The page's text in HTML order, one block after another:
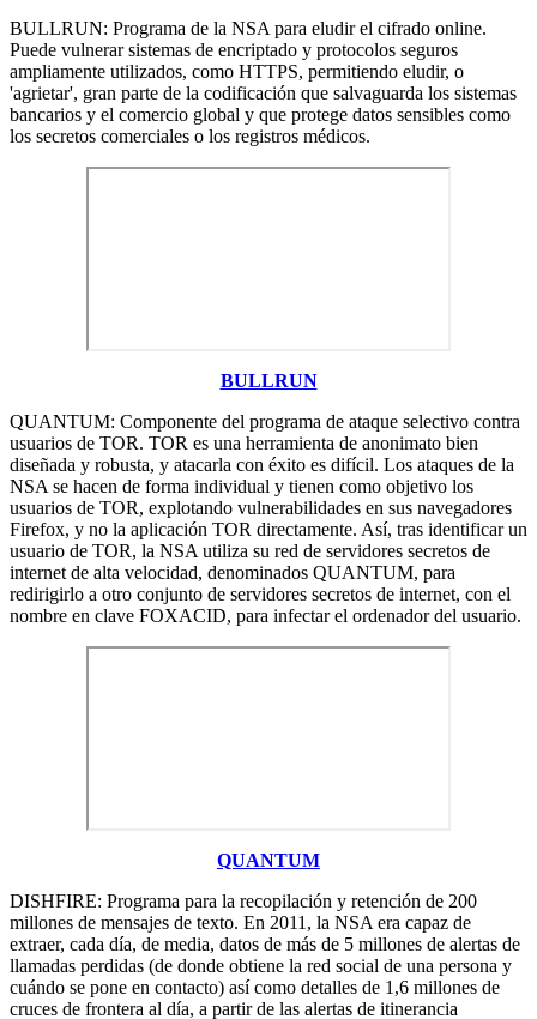
BULLRUN: Programa de la NSA para eludir el cifrado online.
Puede vulnerar sistemas de encriptado y protocolos seguros
ampliamente utilizados, como HTTPS, permitiendo eludir, o
'agrietar', gran parte de la codificación que salvaguarda los sistemas
bancarios y el comercio global y que protege datos sensibles como
los secretos comerciales o los registros médicos.
BULLRUN
QUANTUM: Componente del programa de ataque selectivo contra
usuarios de TOR. TOR es una herramienta de anonimato bien
diseñada y robusta, y atacarla con éxito es difícil. Los ataques de la
NSA se hacen de forma individual y tienen como objetivo los
usuarios de TOR, explotando vulnerabilidades en sus navegadores
Firefox, y no la aplicación TOR directamente. Así, tras identificar un
usuario de TOR, la NSA utiliza su red de servidores secretos de
internet de alta velocidad, denominados QUANTUM, para
redirigirlo a otro conjunto de servidores secretos de internet, con el
nombre en clave FOXACID, para infectar el ordenador del usuario.
QUANTUM
DISHFIRE: Programa para la recopilación y retención de 200
millones de mensajes de texto. En 2011, la NSA era capaz de
extraer, cada día, de media, datos de más de 5 millones de alertas de
llamadas perdidas (de donde obtiene la red social de una persona y
cuándo se pone en contacto) así como detalles de 1,6 millones de
cruces de frontera al día, a partir de las alertas de itinerancia